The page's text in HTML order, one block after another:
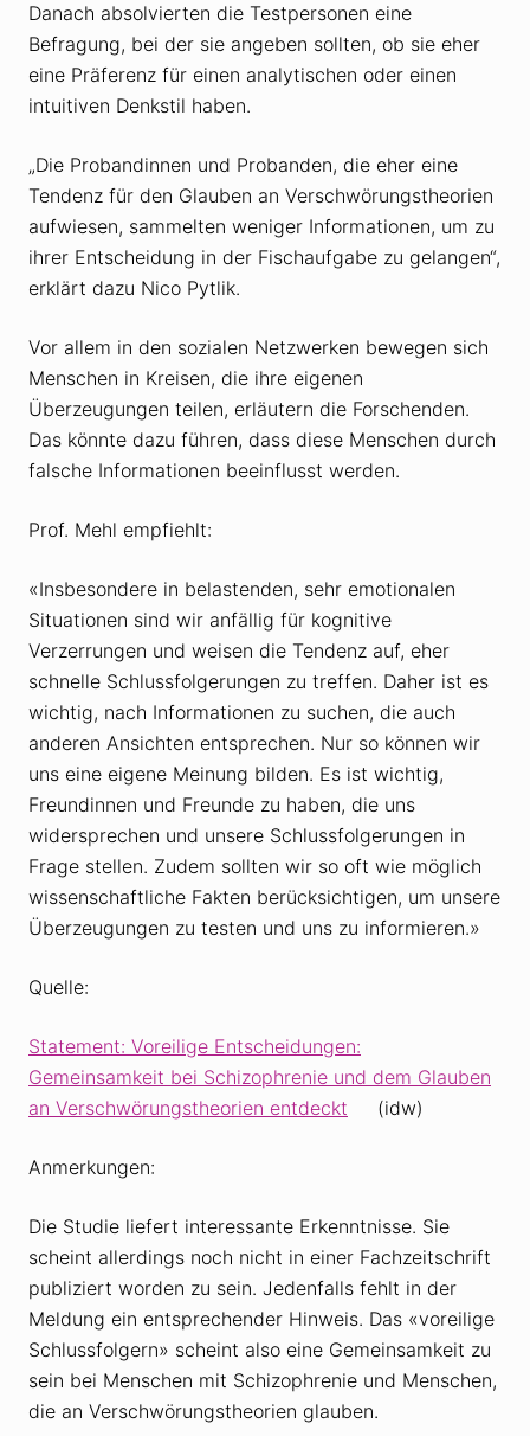
Danach absolvierten die Testpersonen eine
Befragung, bei der sie angeben sollten, ob sie eher
eine Präferenz für einen analytischen oder einen
intuitiven Denkstil haben.
„Die Probandinnen und Probanden, die eher eine
Tendenz für den Glauben an Verschwörungstheorien
aufwiesen, sammelten weniger Informationen, um zu
ihrer Entscheidung in der Fischaufgabe zu gelangen“,
erklärt dazu Nico Pytlik.
Vor allem in den sozialen Netzwerken bewegen sich
Menschen in Kreisen, die ihre eigenen
Überzeugungen teilen, erläutern die Forschenden.
Das könnte dazu führen, dass diese Menschen durch
falsche Informationen beeinflusst werden.
Prof. Mehl empfiehlt:
«Insbesondere in belastenden, sehr emotionalen
Situationen sind wir anfällig für kognitive
Verzerrungen und weisen die Tendenz auf, eher
schnelle Schlussfolgerungen zu treffen. Daher ist es
wichtig, nach Informationen zu suchen, die auch
anderen Ansichten entsprechen. Nur so können wir
uns eine eigene Meinung bilden. Es ist wichtig,
Freundinnen und Freunde zu haben, die uns
widersprechen und unsere Schlussfolgerungen in
Frage stellen. Zudem sollten wir so oft wie möglich
wissenschaftliche Fakten berücksichtigen, um unsere
Überzeugungen zu testen und uns zu informieren.»
Quelle:
Statement: Voreilige Entscheidungen:
Gemeinsamkeit bei Schizophrenie und dem Glauben
an Verschwörungstheorien entdeckt (idw)
Anmerkungen:
Die Studie liefert interessante Erkenntnisse. Sie
scheint allerdings noch nicht in einer Fachzeitschrift
publiziert worden zu sein. Jedenfalls fehlt in der
Meldung ein entsprechender Hinweis. Das «voreilige
Schlussfolgern» scheint also eine Gemeinsamkeit zu
sein bei Menschen mit Schizophrenie und Menschen,
die an Verschwörungstheorien glauben.